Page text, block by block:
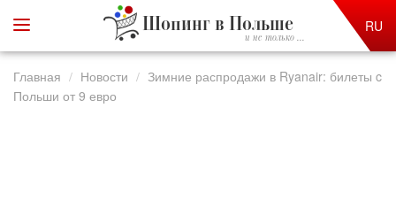
Шопинг в Польше
и не только ...
RU
Главная Новости
Зимние распродажи в Ryanair: билеты c
Польши от 9 евро